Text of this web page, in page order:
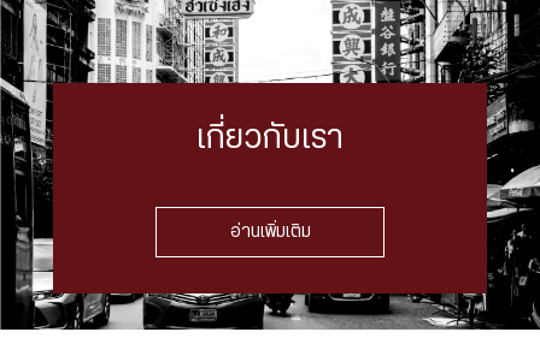
เกี่ยวกับเรา
อ่านเพิ่มเติม